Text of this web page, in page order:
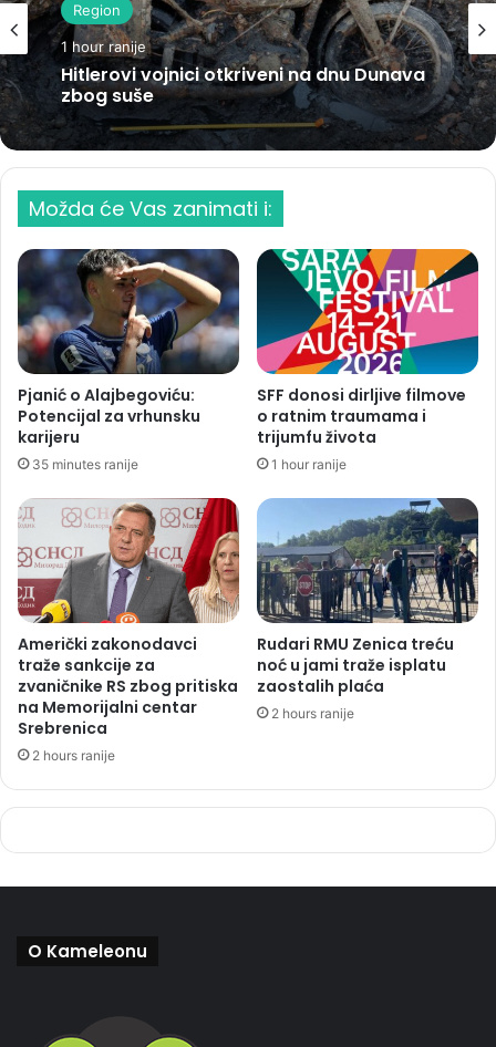
Region
1 hour ranije
Hitlerovi vojnici otkriveni na dnu Dunava
zbog suše
Možda će Vas zanimati i:
Pjanić o Alajbegoviću:
Potencijal za vrhunsku
karijeru
35 minutes ranije
SFF donosi dirljive filmove
o ratnim traumama i
trijumfu života
1 hour ranije
Američki zakonodavci
traže sankcije za
zvaničnike RS zbog pritiska
na Memorijalni centar
Srebrenica
2 hours ranije
Rudari RMU Zenica treću
noć u jami traže isplatu
zaostalih plaća
2 hours ranije
O Kameleonu